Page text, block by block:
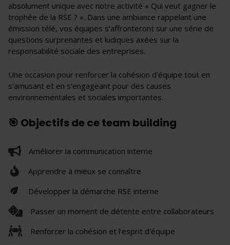
absolument unique avec notre activité « Qui veut gagner le
trophée de la RSE ? ». Dans une ambiance rappelant une
émission télé, vos équipes s’affronteront sur une série de
questions surprenantes et ludiques axées sur la
responsabilité sociale des entreprises.
Une occasion pour renforcer la cohésion d'équipe tout en
s'amusant et en s'engageant pour des causes
environnementales et sociales importantes.
🎯 Objectifs de ce team building
Améliorer la communication interne
Apprendre à mieux se connaître
Développer la démarche RSE interne
Passer un moment de détente entre collaborateurs
Renforcer la cohésion et l'esprit d'équipe